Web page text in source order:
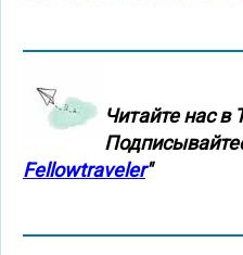
Читайте нас в
Fellowtraveler"